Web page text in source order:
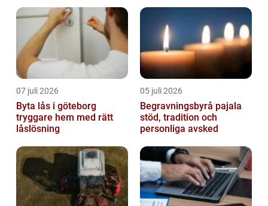
07 juli 2026
Byta lås i göteborg
tryggare hem med rätt
låslösning
05 juli 2026
Begravningsbyrå pajala
stöd, tradition och
personliga avsked